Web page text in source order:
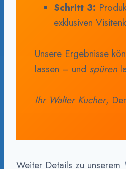
Schritt 3:
exklusiven
Unsere Ergebnisse
lassen – und spüren
Ihr Walter Kucher,
Weiter Details zu unserem